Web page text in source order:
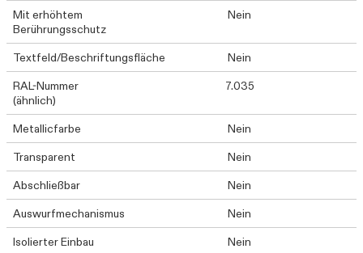
Mit erhöhtem
Berührungsschutz
Nein
Textfeld/Beschriftungsfläche
Nein
RAL-Nummer
(ähnlich)
7.035
Metallicfarbe
Nein
Transparent
Nein
Abschließbar
Nein
Auswurfmechanismus
Nein
Isolierter Einbau
Nein